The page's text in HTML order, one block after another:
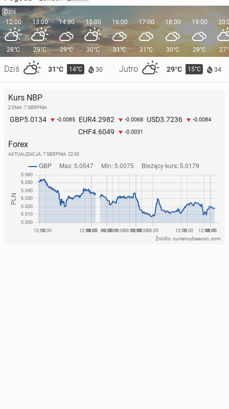
Dziś
12:00
28°C
Dziś 31°C 14°C 30 Jutro 29°C 15°C 34
13:00
29°C
14:00
29°C
15:00
30°C
16:00
31°C
17:00
31°C
18:00
30°C
19:00
29°C
Kurs NBP
Z DNIA: 7 SIERPNIA
GBP5.0134 -0.0085 EUR4.2982 -0.0068 USD3.7236 -0.0084
CHF4.6049 -0.0031
Forex
AKTUALIZACJA: 7 SIERPNIA, 22:00
Źródło: currencybeacon.com